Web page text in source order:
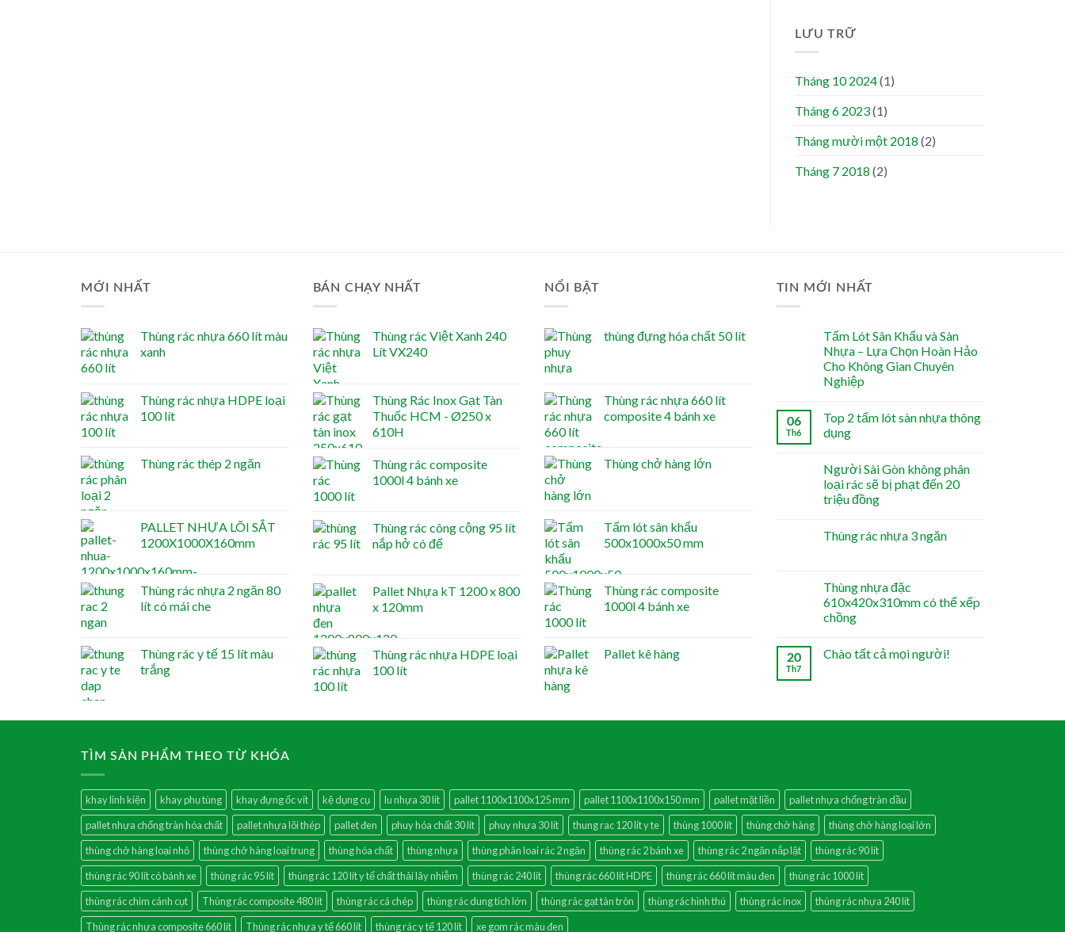
LƯU TRỮ
Tháng 10 2024(1)
Tháng 6 2023(1)
Tháng mười một 2018 (2)
Tháng 7 2018 (2)
MỚI NHẤT
Thùng rác nhựa 660 lít màu
xanh
Thùng rác nhựa HDPE loại
100 lít
Thùng rác thép 2 ngăn
PALLET NHỰA LÕI SẮT
1200X1000X160mm
Thùng rác nhựa 2 ngăn 80
lít có mái che
Thùng rác y tế 15 lít màu
trắng
BÁN CHẠY NHẤT
Thùng rác Việt Xanh 240
Lít VX240
Thùng Rác Inox Gạt Tàn
Thuốc HCM - Ø250 x
610H
Thùng rác composite
1000l 4 bánh xe
Thùng rác công cộng 95 lít
nắp hở có đế
Pallet Nhựa kT 1200 x 800
x 120mm
Thùng rác nhựa HDPE loại
100 lít
NỔI BẬT
thùng đựng hóa chất 50 lít
Thùng rác nhựa 660 lít
composite 4 bánh xe
Thùng chở hàng lớn
Tấm lót sân khấu
500x1000x50 mm
Thùng rác composite
1000l 4 bánh xe
Pallet kê hàng
TIN MỚI NHẤT
Tấm Lót Sân Khấu và Sàn
Nhựa – Lựa Chọn Hoàn Hảo
Cho Không Gian Chuyên
Nghiệp
06
Th6
Top 2 tấm lót sàn nhựa thông
dụng
Người Sài Gòn không phân
loại rác sẽ bị phạt đến 20
triệu đồng
Thùng rác nhựa 3 ngăn
Thùng nhựa đặc
610x420x310mm có thể xếp
chồng
20
Th7
Chào tất cả mọi người!
TÌM SẢN PHẨM THEO TỪ KHÓA
khay linh kiện khay phụ tùng khay đựng ốc vít kệ dụng cụ lu nhựa 30 lít pallet 1100x1100x125 mm pallet 1100x1100x150 mm pallet mặt liền
pallet nhựa chống tràn dầu
pallet nhựa chống tràn hóa chất
pallet nhựa lõi thép pallet đen phuy hóa chất 30 lít phuy nhựa 30 lít thung rac 120 lit y te thùng 1000 lít thùng chở hàng
thùng chở hàng loại lớn
thùng chở hàng loại nhỏ
thùng chở hàng loại trung thùng hóa chất thùng nhựa thùng phân loai rác 2 ngăn thùng rác 2 bánh xe thùng rác 2 ngăn nắp lật
thùng rác 90 lít
thùng rác 90 lít có bánh xe
thùng rác 95 lít thùng rác 120 lít y tế chất thải lây nhiễm thùng rác 240 lít thùng rác 660 lít HDPE thùng rác 660 lít màu đen
thùng rác 1000 lít
thùng rác chim cánh cụt
Thùng rác composite 480 lít thùng rác cá chép thùng rác dung tích lớn thùng rác gạt tàn tròn thùng rác hình thú thùng rác inox
thùng rác nhựa 240 lít
Thùng rác nhựa composite 660 lít
Thùng rác nhựa y tế 660 lít thùng rác y tế 120 lít xe gom rác màu đen